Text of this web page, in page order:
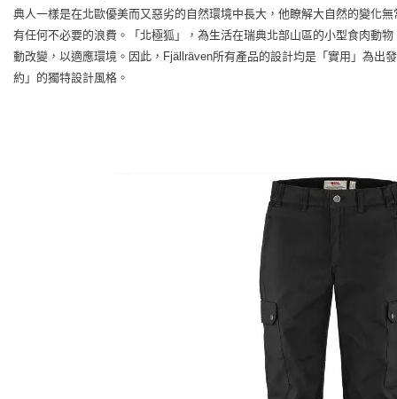
典人一樣是在北歐優美而又惡劣的自然環境中長大，他瞭解大自然的變化
有任何不必要的浪費。「北極狐」，為生活在瑞典北部山區的小型食肉動
動改變，以適應環境。因此，Fjällräven所有產品的設計均是「實用」為出
約」的獨特設計風格。